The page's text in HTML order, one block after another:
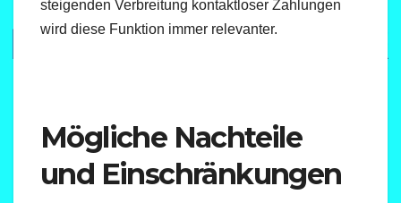
steigenden Verbreitung kontaktloser Zahlungen
wird diese Funktion immer relevanter.
Mögliche Nachteile
und Einschränkungen